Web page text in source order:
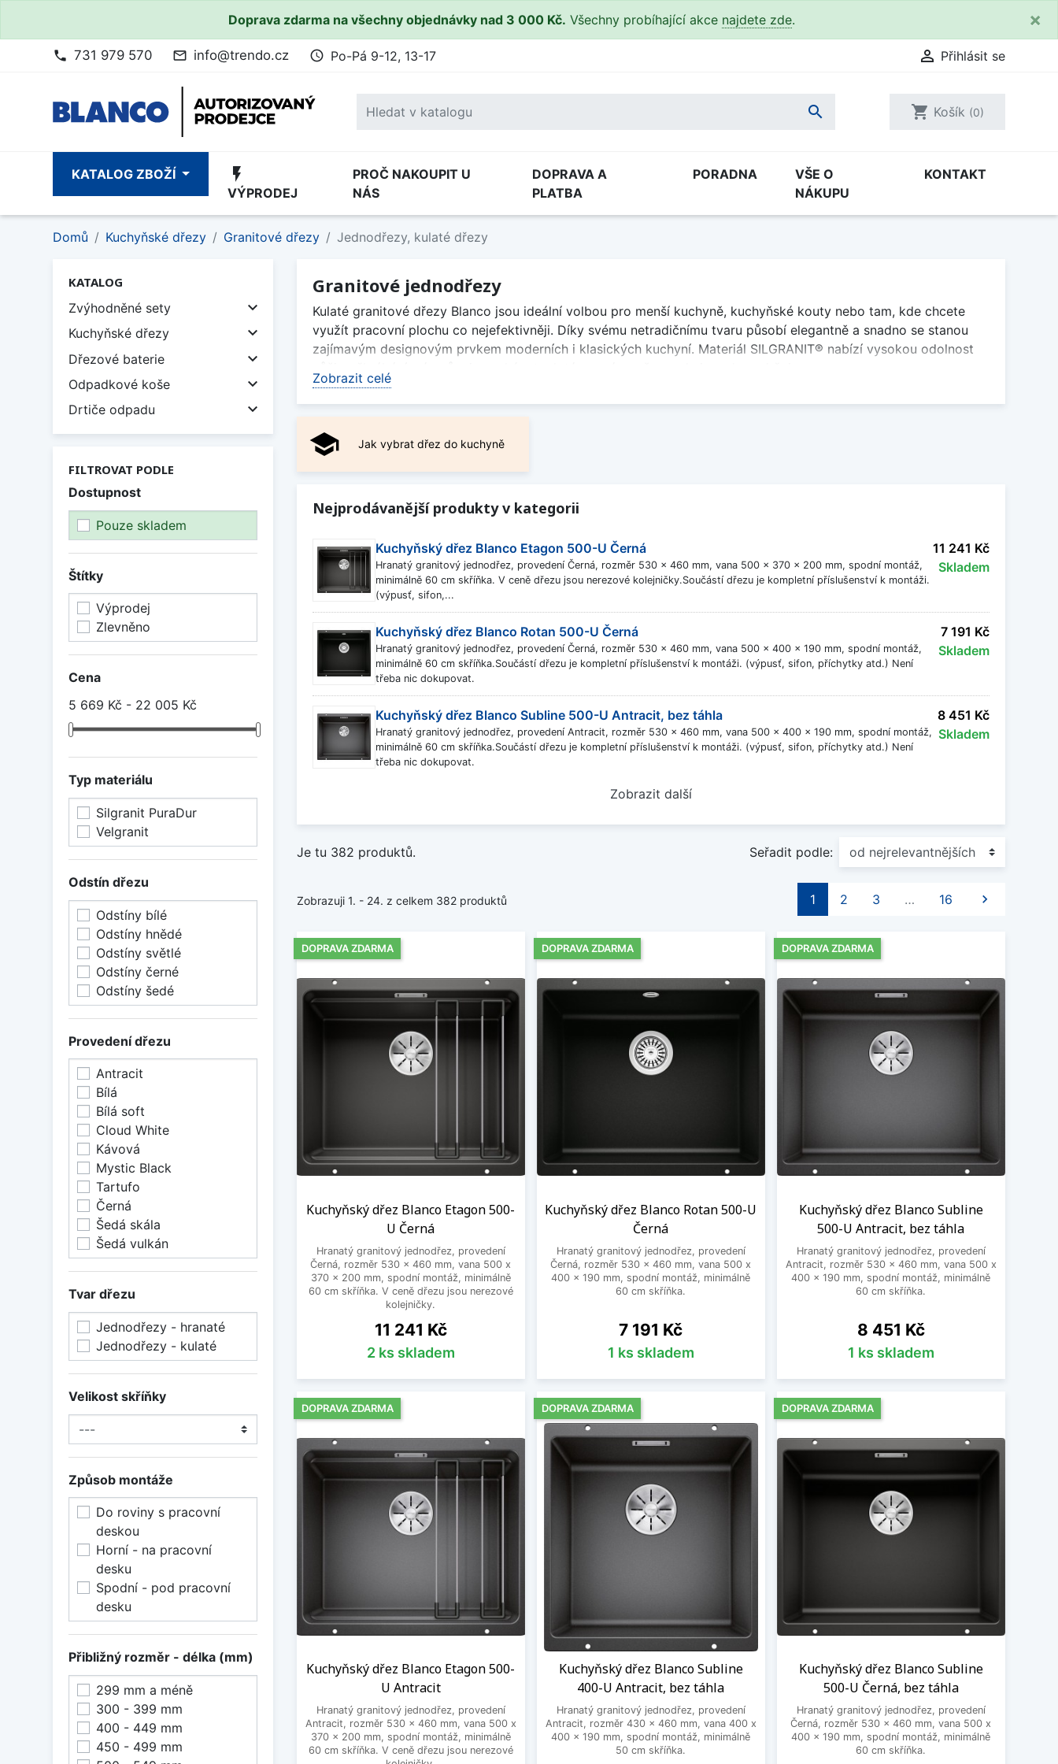
Doprava zdarma na všechny objednávky nad 3 000 Kč. Všechny probíhající akce najdete zde. ×
phone 731 979 570 mail_outline info@trendo.cz access_time Po-Pá 9-12, 13-17  Přihlásit se
 shopping_cart Košík (0)
KATALOG ZBOŽÍ flash_on
VÝPRODEJ
PROČ NAKOUPIT U
NÁS
DOPRAVA A
PLATBA
PORADNA
VŠE O
NÁKUPU
KONTAKT
Domů Kuchyňské dřezy Granitové dřezy Jednodřezy, kulaté dřezy
KATALOG
Zvýhodněné sety

Kuchyňské dřezy 
Dřezové baterie 
Odpadkové koše 
Drtiče odpadu 
FILTROVAT PODLE
Dostupnost
Pouze skladem
Štítky
Výprodej
Zlevněno
Cena
5 669 Kč - 22 005 Kč
Typ materiálu
Silgranit PuraDur
Velgranit
Odstín dřezu
Odstíny bílé
Odstíny hnědé
Odstíny světlé
Odstíny černé
Odstíny šedé
Provedení dřezu
Antracit
Bílá
Bílá soft
Cloud White
Kávová
Mystic Black
Tartufo
Černá
Šedá skála
Šedá vulkán
Tvar dřezu
Jednodřezy - hranaté
Jednodřezy - kulaté
Velikost skříňky
Způsob montáže
Do roviny s pracovní
deskou
Horní - na pracovní
desku
Spodní - pod pracovní
desku
Přibližný rozměr - délka (mm)
299 mm a méně
300 - 399 mm
400 - 449 mm
450 - 499 mm
Granitové jednodřezy
Zobrazit celé
Kulaté granitové dřezy Blanco jsou ideální volbou pro menší kuchyně, kuchyňské kouty nebo tam, kde chcete
využít pracovní plochu co nejefektivněji. Díky svému netradičnímu tvaru působí elegantně a snadno se stanou
zajímavým designovým prvkem moderních i klasických kuchyní. Materiál SILGRANIT® nabízí vysokou odolnost
v kvalitě.
Jak vybrat kulatý granitový dřez
jsou dostupné v několika odstínech SILGRANIT®, které snadno sladíte s
Kompaktní řešení s originálním vzhledem
Kulaté granitové dřezy Blanco spojují kvalitní zpracování, dlouhou životnost a nadčasový design. Jsou skvělou
Zobrazit méně
school Jak vybrat dřez do kuchyně
Nejprodávanější produkty v kategorii
Kuchyňský dřez Blanco Etagon 500-U Černá
Hranatý granitový jednodřez, provedení Černá, rozměr 530 x 460 mm, vana 500 x 370 x 200 mm, spodní montáž,
minimálně 60 cm skříňka. V ceně dřezu jsou nerezové kolejničky.Součástí dřezu je kompletní příslušenství k montáži.
(výpusť, sifon,...
11 241 Kč
Skladem
Kuchyňský dřez Blanco Rotan 500-U Černá
Hranatý granitový jednodřez, provedení Černá, rozměr 530 x 460 mm, vana 500 x 400 x 190 mm, spodní montáž,
minimálně 60 cm skříňka.Součástí dřezu je kompletní příslušenství k montáži. (výpusť, sifon, příchytky atd.) Není
třeba nic dokupovat.
7 191 Kč
Skladem
Kuchyňský dřez Blanco Subline 500-U Antracit, bez táhla
Hranatý granitový jednodřez, provedení Antracit, rozměr 530 x 460 mm, vana 500 x 400 x 190 mm, spodní montáž,
minimálně 60 cm skříňka.Součástí dřezu je kompletní příslušenství k montáži. (výpusť, sifon, příchytky atd.) Není
třeba nic dokupovat.
8 451 Kč
Skladem
Zobrazit další
Je tu 382 produktů. Seřadit podle:
Zobrazuji 1. - 24. z celkem 382 produktů 1 2 3 … 16 Další

Kuchyňský dřez Blanco Etagon 500-
U Černá
Hranatý granitový jednodřez, provedení
Černá, rozměr 530 x 460 mm, vana 500 x
370 x 200 mm, spodní montáž, minimálně
60 cm skříňka. V ceně dřezu jsou nerezové
kolejničky.
Cena
11 241 Kč
2 ks skladem
DOPRAVA ZDARMA
Kuchyňský dřez Blanco Rotan 500-U
Černá
Hranatý granitový jednodřez, provedení
Černá, rozměr 530 x 460 mm, vana 500 x
400 x 190 mm, spodní montáž, minimálně
60 cm skříňka.
Cena
7 191 Kč
1 ks skladem
DOPRAVA ZDARMA
Kuchyňský dřez Blanco Subline
500-U Antracit, bez táhla
Hranatý granitový jednodřez, provedení
Antracit, rozměr 530 x 460 mm, vana 500 x
400 x 190 mm, spodní montáž, minimálně
60 cm skříňka.
Cena
8 451 Kč
1 ks skladem
DOPRAVA ZDARMA
Kuchyňský dřez Blanco Etagon 500-
U Antracit
Hranatý granitový jednodřez, provedení
Antracit, rozměr 530 x 460 mm, vana 500 x
370 x 200 mm, spodní montáž, minimálně
60 cm skříňka. V ceně dřezu jsou nerezové
DOPRAVA ZDARMA
Kuchyňský dřez Blanco Subline
400-U Antracit, bez táhla
Hranatý granitový jednodřez, provedení
Antracit, rozměr 430 x 460 mm, vana 400 x
400 x 190 mm, spodní montáž, minimálně
50 cm skříňka.
DOPRAVA ZDARMA
Kuchyňský dřez Blanco Subline
500-U Černá, bez táhla
Hranatý granitový jednodřez, provedení
Černá, rozměr 530 x 460 mm, vana 500 x
400 x 190 mm, spodní montáž, minimálně
60 cm skříňka.
DOPRAVA ZDARMA